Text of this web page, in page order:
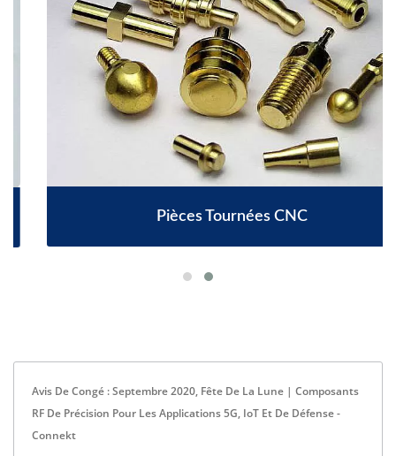
Pièces Tournées CNC
Avis De Congé : Septembre 2020, Fête De La Lune | Composants
RF De Précision Pour Les Applications 5G, IoT Et De Défense -
Connekt